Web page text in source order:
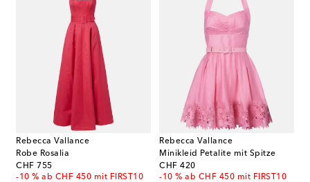
Rebecca Vallance
Robe Rosalia
CHF 755
original price
-10 % ab CHF 450 mit FIRST10
Rebecca Vallance
Minikleid Petalite mit Spitze
CHF 420
original price
-10 % ab CHF 450 mit FIRST10